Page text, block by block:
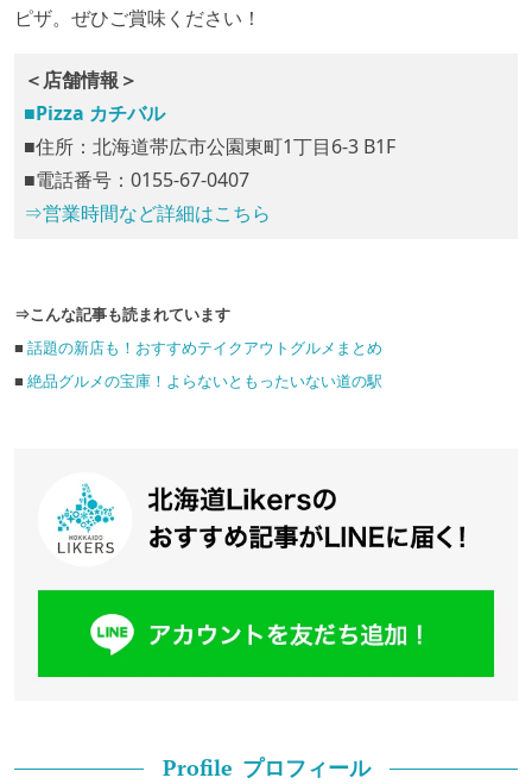
ピザ。ぜひご賞味ください！
＜店舗情報＞
■Pizza カチバル
■住所：北海道帯広市公園東町1丁目6-3 B1F
■電話番号：0155-67-0407
⇒営業時間など詳細はこちら
⇒こんな記事も読まれています
■ 話題の新店も！おすすめテイクアウトグルメまとめ
■ 絶品グルメの宝庫！よらないともったいない道の駅
Profile プロフィール